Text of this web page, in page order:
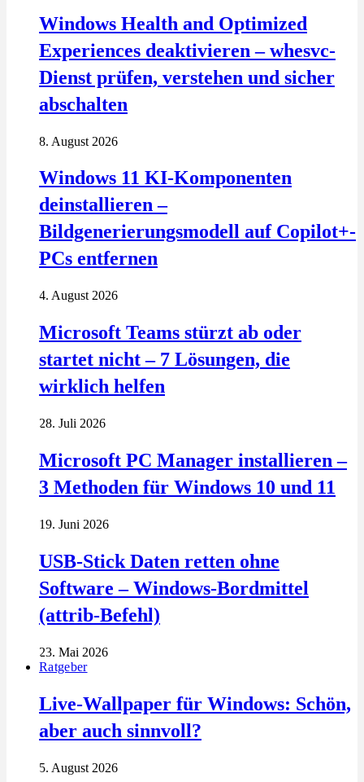
Windows Health and Optimized
Experiences deaktivieren – whesvc-
Dienst prüfen, verstehen und sicher
abschalten
8. August 2026
Windows 11 KI-Komponenten
deinstallieren –
Bildgenerierungsmodell auf Copilot+-
PCs entfernen
4. August 2026
Microsoft Teams stürzt ab oder
startet nicht – 7 Lösungen, die
wirklich helfen
28. Juli 2026
Microsoft PC Manager installieren –
3 Methoden für Windows 10 und 11
19. Juni 2026
USB-Stick Daten retten ohne
Software – Windows-Bordmittel
(attrib-Befehl)
23. Mai 2026
Ratgeber
Live-Wallpaper für Windows: Schön,
aber auch sinnvoll?
5. August 2026